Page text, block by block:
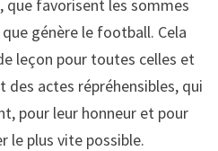
que favorisent les sommes
génère le football. Cela
leçon pour toutes celles et
actes répréhensibles, qui
pour leur honneur et pour
le plus vite possible.